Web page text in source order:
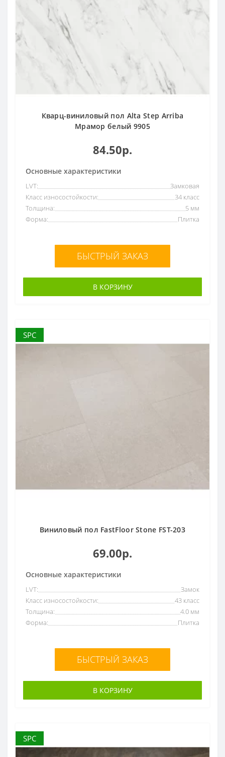
Кварц-виниловый пол Alta Step Arriba
Мрамор белый 9905
84.50р.
Основные характеристики
LVT:
Замковая
Класс износостойкости:
34 класс
Толщина:
5 мм
Форма:
Плитка
БЫСТРЫЙ ЗАКАЗ
В КОРЗИНУ
SPC
Виниловый пол FastFloor Stone FST-203
69.00р.
Основные характеристики
LVT:
Замок
Класс износостойкости:
43 класс
Толщина:
4.0 мм
Форма:
Плитка
БЫСТРЫЙ ЗАКАЗ
В КОРЗИНУ
SPC